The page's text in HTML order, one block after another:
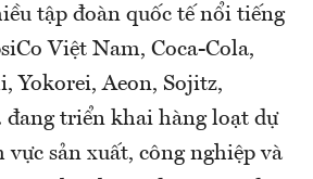
tập đoàn quốc tế nổi tiếng
Việt Nam, Coca-Cola,
Yokorei, Aeon, Sojitz,
đang triển khai hàng loạt dự
sản xuất, công nghiệp và